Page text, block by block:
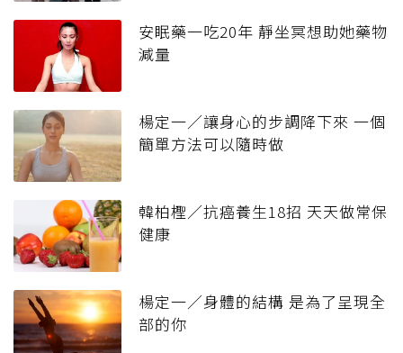
安眠藥一吃20年 靜坐冥想助她藥物
減量
楊定一／讓身心的步調降下來 一個
簡單方法可以隨時做
韓柏檉／抗癌養生18招 天天做常保
健康
楊定一／身體的結構 是為了呈現全
部的你